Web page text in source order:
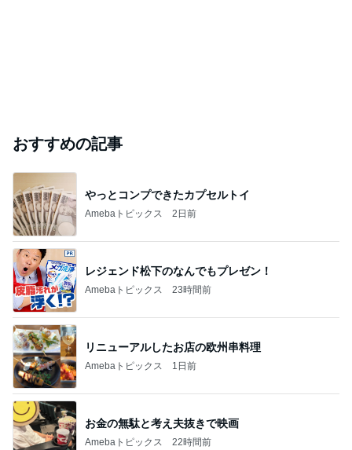
おすすめの記事
やっとコンプできたカプセルトイ
Amebaトピックス 2日前
レジェンド松下のなんでもプレゼン！
Amebaトピックス 23時間前
リニューアルしたお店の欧州串料理
Amebaトピックス 1日前
お金の無駄と考え夫抜きで映画
Amebaトピックス 22時間前